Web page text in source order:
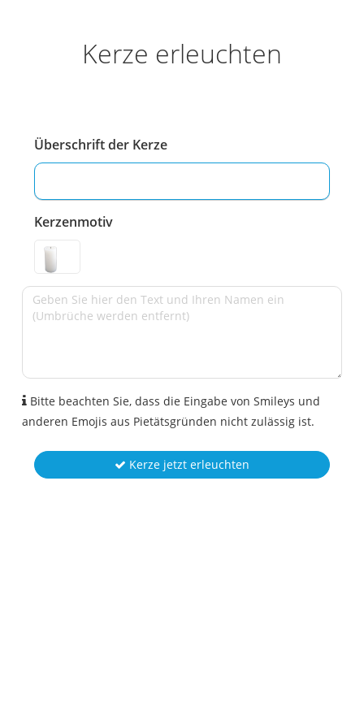
Kerze erleuchten
Überschrift der Kerze
Kerzenmotiv
Bitte beachten Sie, dass die Eingabe von Smileys und
anderen Emojis aus Pietätsgründen nicht zulässig ist.
Kerze jetzt erleuchten